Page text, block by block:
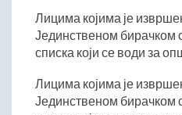
Црква брвнара у Доњој Оровици
Бобија
Лицима којима је
Јединственом бирачком
списка који се води за
Лицима којима је
Јединственом бирачком